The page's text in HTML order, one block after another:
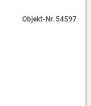
Objekt-Nr.54597